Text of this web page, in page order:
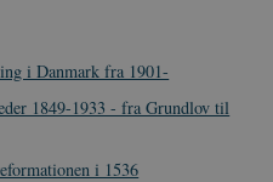
i Danmark fra 1901-
1849-1933 - fra Grundlov til
i 1536